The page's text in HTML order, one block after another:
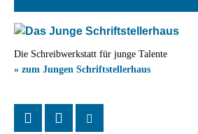
Die Schreibwerkstatt für junge Talente
» zum Jungen Schriftstellerhaus